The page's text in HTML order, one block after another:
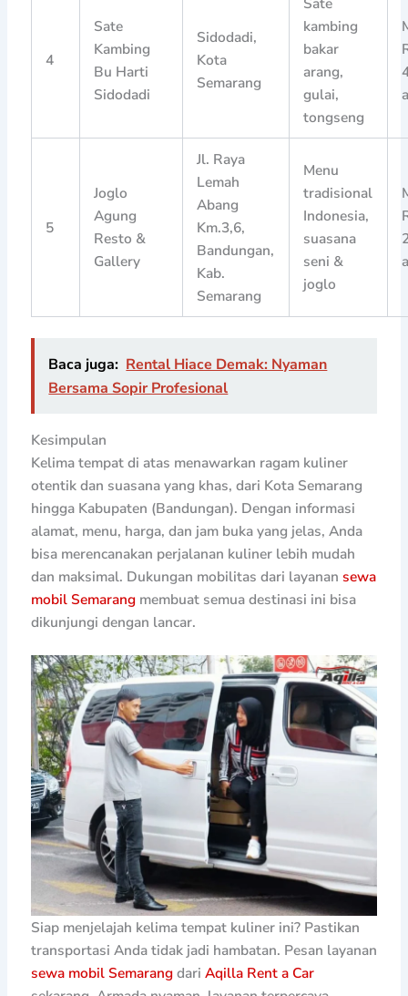
4
Sate
Kambing
Bu Harti
Sidodadi
Sidodadi,
Kota
Semarang
kambing
bakar
arang,
gulai,
tongseng
5
Joglo
Agung
Resto &
Gallery
Jl. Raya
Lemah
Abang
Km.3,6,
Bandungan,
Kab.
Semarang
Menu
tradisional
Indonesia,
suasana
seni &
joglo
Baca juga: Rental Hiace Demak: Nyaman
Bersama Sopir Profesional
Kesimpulan
Kelima tempat di atas menawarkan ragam kuliner
otentik dan suasana yang khas, dari Kota Semarang
hingga Kabupaten (Bandungan). Dengan informasi
alamat, menu, harga, dan jam buka yang jelas, Anda
bisa merencanakan perjalanan kuliner lebih mudah
dan maksimal. Dukungan mobilitas dari layanan sewa
mobil Semarangmembuat semua destinasi ini bisa
dikunjungi dengan lancar.
Siap menjelajah kelima tempat kuliner ini? Pastikan
transportasi Anda tidak jadi hambatan. Pesan layanan
sewa mobil Semarangdari Aqilla Rent a Car